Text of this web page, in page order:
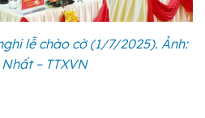
lễ chào cờ (1/7/2025). Ảnh:
– TTXVN